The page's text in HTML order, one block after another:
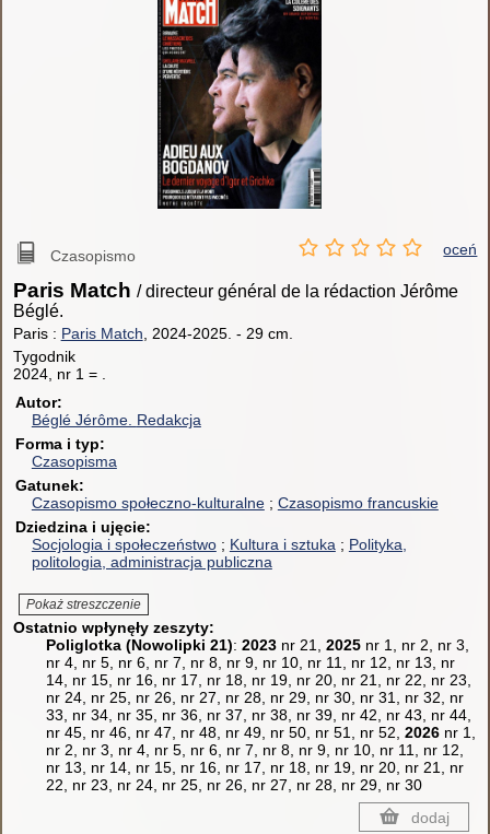
Czasopismo oceń
Paris Match / directeur général de la rédaction Jérôme
Béglé.
Paris : Paris Match, 2024-2025. - 29 cm.
Tygodnik
2024, nr 1 = .
Autor
Béglé Jérôme. Redakcja
Forma i typ
Czasopisma
Gatunek
Czasopismo społeczno-kulturalne
Czasopismo francuskie
Dziedzina i ujęcie
Socjologia i społeczeństwo
Kultura i sztuka
Polityka,
politologia, administracja publiczna
Pokaż streszczenie
Ostatnio wpłynęły zeszyty:
Poliglotka (Nowolipki 21): 2023nr 21, 2025nr 1, nr 2, nr 3,
nr 4, nr 5, nr 6, nr 7, nr 8, nr 9, nr 10, nr 11, nr 12, nr 13, nr
14, nr 15, nr 16, nr 17, nr 18, nr 19, nr 20, nr 21, nr 22, nr 23,
nr 24, nr 25, nr 26, nr 27, nr 28, nr 29, nr 30, nr 31, nr 32, nr
33, nr 34, nr 35, nr 36, nr 37, nr 38, nr 39, nr 42, nr 43, nr 44,
nr 45, nr 46, nr 47, nr 48, nr 49, nr 50, nr 51, nr 52, 2026nr 1,
nr 2, nr 3, nr 4, nr 5, nr 6, nr 7, nr 8, nr 9, nr 10, nr 11, nr 12,
nr 13, nr 14, nr 15, nr 16, nr 17, nr 18, nr 19, nr 20, nr 21, nr
22, nr 23, nr 24, nr 25, nr 26, nr 27, nr 28, nr 29, nr 30
dodaj